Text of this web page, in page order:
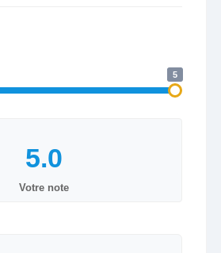
5
Votre note